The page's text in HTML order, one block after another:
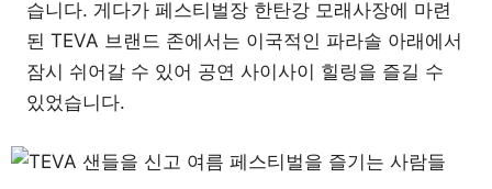
습니다. 게다가 페스티벌장 한탄강 모래사장에 마련
된 TEVA 브랜드 존에서는 이국적인 파라솔 아래에서
잠시 쉬어갈 수 있어 공연 사이사이 힐링을 즐길 수
있었습니다.